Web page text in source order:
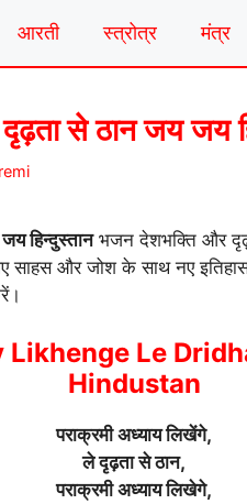
आरती स्त्रोत्र मंत्र
से ठान जय जय
हिन्दुस्तानभजन देशभक्ति और
साहस और जोश के साथ नए
Le
Hindustan
पराक्रमी अध्याय लिखेंगे,
ले दृढ़ता से ठान,
पराक्रमी अध्याय लिखेगे,